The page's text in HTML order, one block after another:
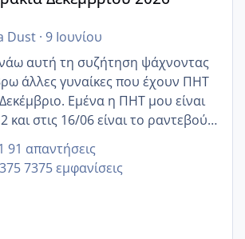
Dust· 9 Ιουνίου
αυτή τη συζήτηση ψάχνοντας
άλλες γυναίκες που έχουν ΠΗΤ
Εμένα η ΠΗΤ μου είναι
και στις 16/06 είναι το ραντεβού
αυχενικής διαφάνειας. Έχω αρκετό
και οι μέρες δεν φαίνεται να
με τίποτα.
91 απαντήσεις
7375 εμφανίσεις